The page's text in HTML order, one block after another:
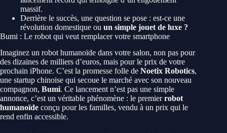
massif.
Derrière le succès, une question se pose : est-ce une
révolution domestique ou un simple jouet de luxe ?
Bumi : Le robot qui veut remplacer votre smartphone
Imaginez un robot humanoïde dans votre salon, non pas pour
des dizaines de milliers d’euros, mais pour le prix de votre
prochain iPhone. C’est la promesse folle de Noetix Robotics,
une startup chinoise qui secoue le marché avec son nouveau
compagnon, Bumi. Ce lancement n’est pas une simple
annonce, c’est un véritable phénomène : le premierrobot
humanoïde conçu pour les familles, vendu à un prix qui le
rend enfin accessible.